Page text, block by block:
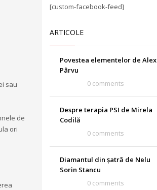
sau
de
ori
[custom-facebook-feed]
ARTICOLE
Povestea elementelor de Alex
Pârvu
0 comments
Despre terapia PSI de Mirela
Codilă
0 comments
Diamantul din șatră de Nelu
Sorin Stancu
0 comments